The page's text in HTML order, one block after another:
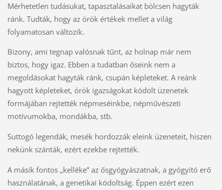
Mérhetetlen tudásukat, tapasztalásaikat bölcsen hagyták
ránk. Tudták, hogy az örök értékek mellet a világ
folyamatosan változik.
Bizony, ami tegnap valósnak tűnt, az holnap már nem
biztos, hogy igaz. Ebben a tudatban őseink nem a
megoldásokat hagyták ránk, csupán képleteket. A reánk
hagyott képleteket, örök igazságokat kódolt üzenetek
formájában rejtették népmeséinkbe, népművészeti
motívumokba, mondákba, stb.
Suttogó legendák, mesék hordozzák eleink üzeneteit, hiszen
nekünk szánták, ezért ezekbe rejtették.
A másik fontos „kelléke” az ősgyógyászatnak, a gyógyító erő
használatának, a genetikai kódoltság. Éppen ezért ezen